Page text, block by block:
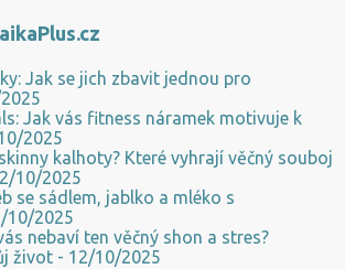
Jak se jich zbavit jednou pro
Jak vás fitness náramek motivuje k
2025
kalhoty? Které vyhrají věčný souboj
10/2025
se sádlem, jablko a mléko s
10/2025
nebaví ten věčný shon a stres?
život - 12/10/2025